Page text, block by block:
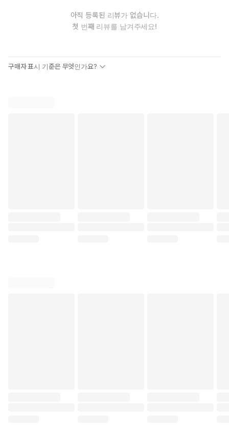
고, 삶의 자리에서 구체적 실천으로 풀어 낸다. 신학자, 목회자,
의사, 선교사, 교수, 작가, 힙합 뮤지션, 싱어송라이터 등 다양한
들어 소금처럼 복음 본연의 맛을 내고, 부패를 막으며, 거름이 되
아직 등록된 리뷰가 없습니다.
첫 번째 리뷰를 남겨주세요!
구매자 표시 기준은 무엇인가요?